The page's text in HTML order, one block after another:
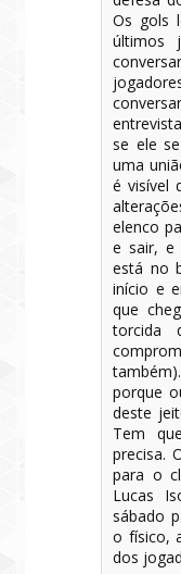
Os gols
últimos
se ele
uma
é visível
elenco
e sair, e
está no
início e
que
torcida
porque
deste
Tem
precisa.
para o
Lucas
sábado
o físico,
dos